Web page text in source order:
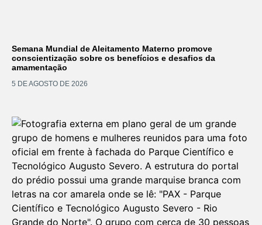
Semana Mundial de Aleitamento Materno promove
conscientização sobre os benefícios e desafios da
amamentação
5 DE AGOSTO DE 2026